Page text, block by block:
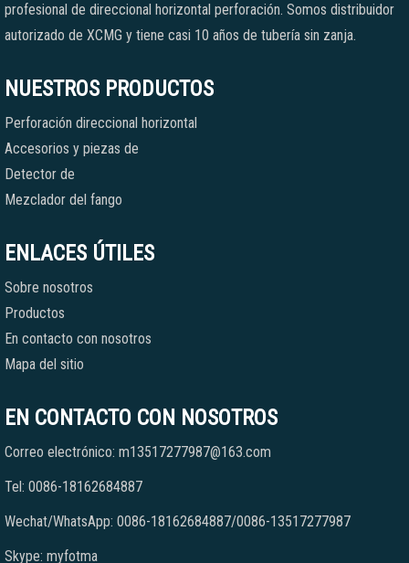
profesional de direccional horizontal perforación. Somos distribuidor
autorizado de XCMG y tiene casi 10 años de tubería sin zanja.
NUESTROS PRODUCTOS
Perforación direccional horizontal
Accesorios y piezas de
Detector de
Mezclador del fango
ENLACES ÚTILES
Sobre nosotros
Productos
En contacto con nosotros
Mapa del sitio
EN CONTACTO CON NOSOTROS
Correo electrónico: m13517277987@163.com
Tel: 0086-18162684887
Wechat/WhatsApp: 0086-18162684887/0086-13517277987
Skype: myfotma